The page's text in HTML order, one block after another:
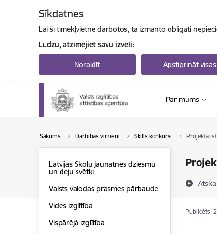
Sīkdatnes
Lai šī tīmekļvietne darbotos, tā izmanto obligāti
Lūdzu, atzīmējiet savu izvēli:
Noraidīt Apstiprināt visas
Par mums
Sākums Darbības virzieni Skills konkursi Projekta
Latvijas Skolu jaunatnes dziesmu
un deju svētki
Valsts valodas prasmes pārbaude
Vides izglītība
Vispārējā izglītība
Publicēts: